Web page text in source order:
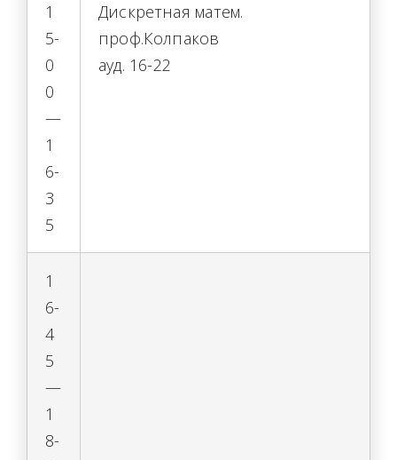
1
5-
0
0
—
1
6-
3
5
Дискретная матем.
проф.Колпаков
ауд. 16-22
1
6-
4
5
—
1
8-